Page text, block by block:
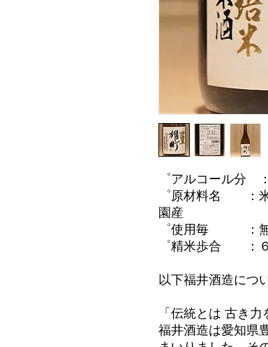
゜アルコール分
゜原材料名 ：米
園産
゜使用毎 ：無
゜精米歩合 ：
以下福井酒造につ
「伝統とは 古き
福井酒造は愛知県